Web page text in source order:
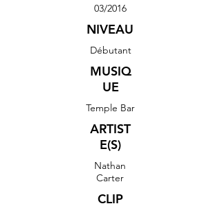
03/2016
NIVEAU
Débutant
MUSIQ
UE
Temple Bar
ARTIST
E(S)
Nathan
Carter
CLIP